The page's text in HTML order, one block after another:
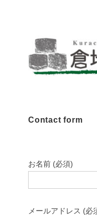
Contact form
お名前 (必須)
メールアドレス (必